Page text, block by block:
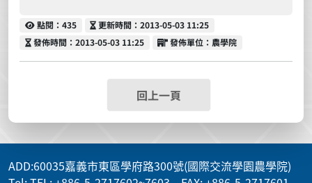
點閱
點閱：435 更新時間
更新時間：2013-05-03 11:25
發佈時間
發佈時間：2013-05-03 11:25 發佈單位
發佈單位：農學院
回上一頁
ADD:60035嘉義市東區學府路300號(國際交流學園農學院)